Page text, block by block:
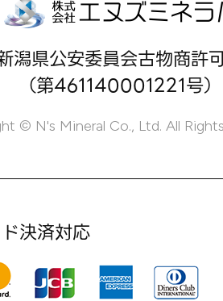
潟県公安委員会古物商許
（第461140001221号）
© N's Mineral Co., Ltd. All
決済対応